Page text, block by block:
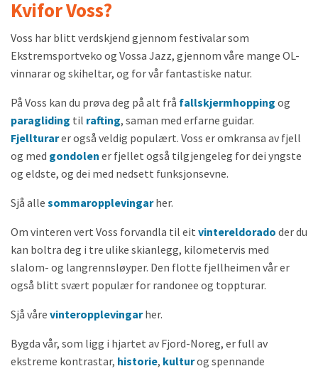
Kvifor Voss?
Voss har blitt verdskjend gjennom festivalar som
Ekstremsportveko og Vossa Jazz, gjennom våre mange OL-
vinnarar og skiheltar, og for vår fantastiske natur.
På Voss kan du prøva deg på alt frå fallskjermhopping og
paragliding til rafting, saman med erfarne guidar.
Fjellturarer også veldig populært. Voss er omkransa av fjell
og med gondolen er fjellet også tilgjengeleg for dei yngste
og eldste, og dei med nedsett funksjonsevne.
Sjå alle sommaropplevingarher.
Om vinteren vert Voss forvandla til eit vintereldorado der du
kan boltra deg i tre ulike skianlegg, kilometervis med
slalom- og langrennsløyper. Den flotte fjellheimen vår er
også blitt svært populær for randonee og toppturar.
Sjå våre vinteropplevingarher.
Bygda vår, som ligg i hjartet av Fjord-Noreg, er full av
ekstreme kontrastar, historie, kulturog spennande